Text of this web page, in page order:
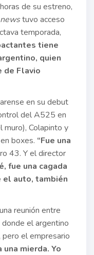
de su estreno,
tuvo acceso
temporada,
tiene
quien
de Flavio
en su debut
del A525 en
muro), Colapinto y
boxes. “Fue una
43. Y el director
fue una cagada
el auto, también
reunión entre
el argentino
pero el empresario
una mierda. Yo